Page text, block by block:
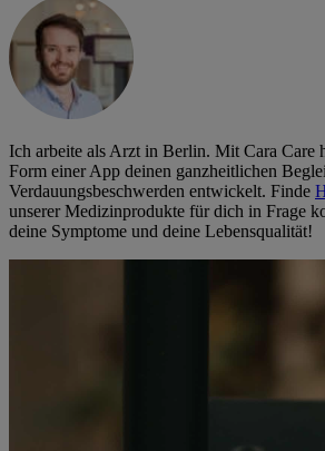
Ich arbeite als Arzt in Berlin. Mit Cara Care
Form einer App deinen ganzheitlichen
Verdauungsbeschwerden entwickelt. Finde
unserer Medizinprodukte für dich in Frage
deine Symptome und deine Lebensqualität!